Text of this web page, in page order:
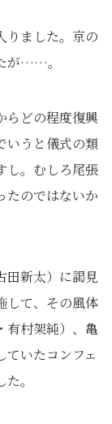
りました。京の
が……。
らどの程度復興
いうと儀式の類
し。むしろ尾張
たのではないか
田新太）に謁見
して、その風体
有村架純）、亀
ていたコンフェ
。